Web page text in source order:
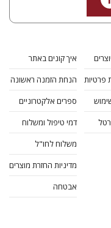
פרטיות
איך קונים באתר
הנחת הזמנה ראשונה
ספרים אלקטרוניים
דמי טיפול ומשלוח
משלוח לחו"ל
מדיניות החזרת מוצרים
אבטחה